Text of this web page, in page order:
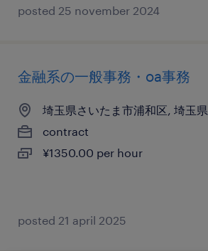
posted 25 november 2024
金融系の一般事務・oa事務
埼玉県さいたま市浦和区, 埼玉県
contract
¥1350.00 per hour
posted 21 april 2025